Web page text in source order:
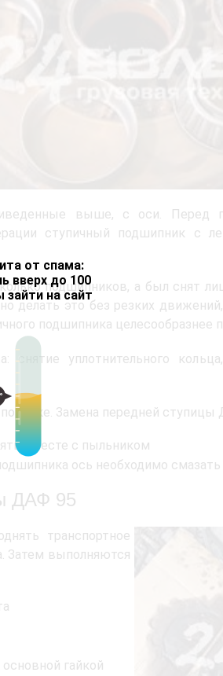
от спама:
вверх до 100
зайти на сайт
выше, с оси. Перед
ступичный подшипник с
подшипников, а был снят
делать это без резких
подшипника целесообразнее
снятие уплотнительного
Замена передней
вместе с пыльником
ось необходимо смазать
ДАФ 95
транспортное
Затем выполняются
гайкой